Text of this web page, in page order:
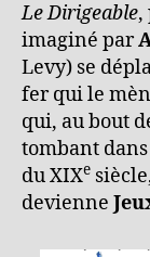
Le Dirigeable,
imaginé par
Levy) se
fer qui le
qui, au bout
tombant
du XIXe
devienne